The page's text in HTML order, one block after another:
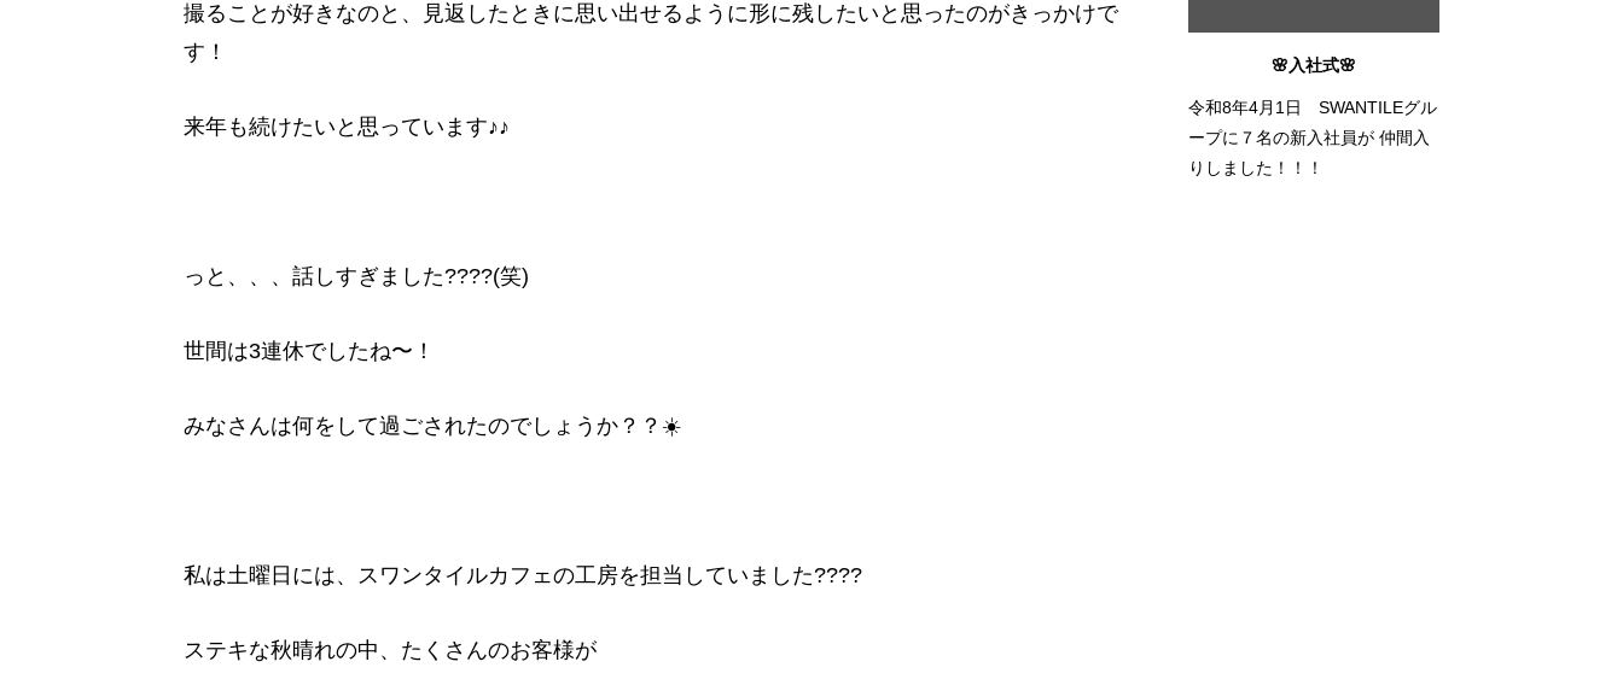
撮ることが好きなのと、見返したときに思い出せるように形に残したいと思ったのがきっかけで
す！
来年も続けたいと思っています♪♪
っと、、、話しすぎました????(笑)
世間は3連休でしたね〜！
みなさんは何をして過ごされたのでしょうか？？☀️
私は土曜日には、スワンタイルカフェの工房を担当していました????
ステキな秋晴れの中、たくさんのお客様が
🌸入社式🌸
令和8年4月1日 SWANTILEグル
ープに７名の新入社員が 仲間入
りしました！！！